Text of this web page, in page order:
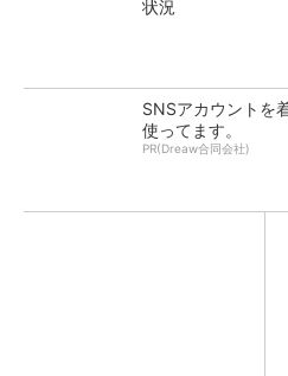
状況
SNSアカウントを
使ってます。
PR(Dreaw合同会社)